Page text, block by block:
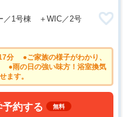
／1号棟 ＋WIC／2号
分 ●ご家族の様子がわかり、
●雨の日の強い味方！浴室換気
せます。
予約する 無料